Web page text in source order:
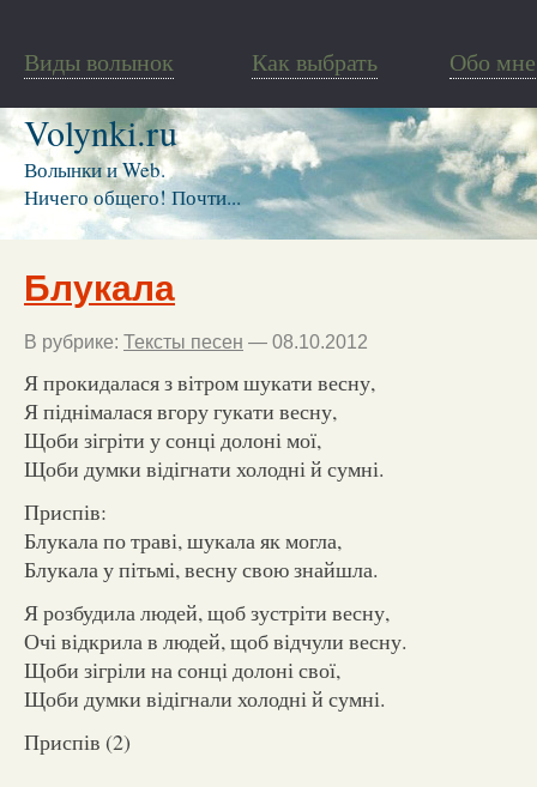
Виды волынок Как выбрать Обо мне
Volynki.ru
Волынки и Web.
Ничего общего! Почти...
Блукала
В рубрике: Тексты песен — 08.10.2012
Я прокидалася з вітром шукати весну,
Я піднімалася вгору гукати весну,
Щоби зігріти у сонці долоні мої,
Щоби думки відігнати холодні й сумні.
Приспів:
Блукала по траві, шукала як могла,
Блукала у пітьмі, весну свою знайшла.
Я розбудила людей, щоб зустріти весну,
Очі відкрила в людей, щоб відчули весну.
Щоби зігріли на сонці долоні свої,
Щоби думки відігнали холодні й сумні.
Приспів (2)